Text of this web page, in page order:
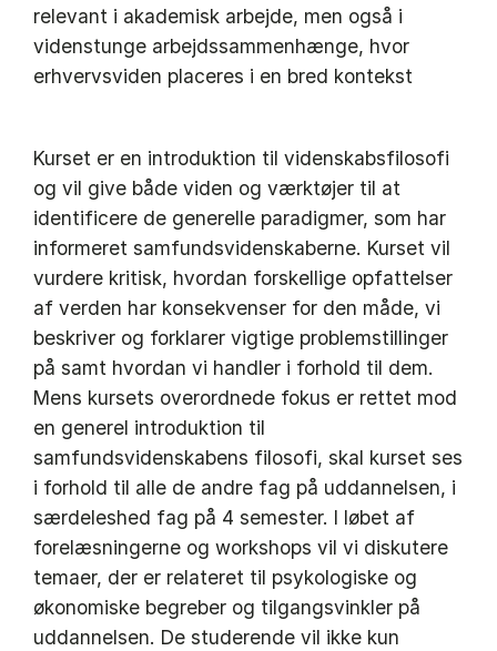
relevant i akademisk arbejde, men også i
videnstunge arbejdssammenhænge, hvor
erhvervsviden placeres i en bred kontekst
Kurset er en introduktion til videnskabsfilosofi
og vil give både viden og værktøjer til at
identificere de generelle paradigmer, som har
informeret samfundsvidenskaberne. Kurset vil
vurdere kritisk, hvordan forskellige opfattelser
af verden har konsekvenser for den måde, vi
beskriver og forklarer vigtige problemstillinger
på samt hvordan vi handler i forhold til dem.
Mens kursets overordnede fokus er rettet mod
en generel introduktion til
samfundsvidenskabens filosofi, skal kurset ses
i forhold til alle de andre fag på uddannelsen, i
særdeleshed fag på 4 semester. I løbet af
forelæsningerne og workshops vil vi diskutere
temaer, der er relateret til psykologiske og
økonomiske begreber og tilgangsvinkler på
uddannelsen. De studerende vil ikke kun